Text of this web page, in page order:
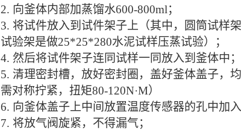
2. 向釜体内部加蒸馏水600-800ml；
3. 将试件放入到试件架子上（其中，圆筒试样
试验架是做25*25*280水泥试样压蒸试验）；
4. 然后将试件架子连同试样一同放入到釜体中；
5. 清理密封槽， 放好密封圈，盖好釜体盖子，
需对称拧紧，扭矩80-120N·M）
6. 向釜体盖子上中间放置温度传感器的孔中加入
7. 将放气阀旋紧，不得漏气；